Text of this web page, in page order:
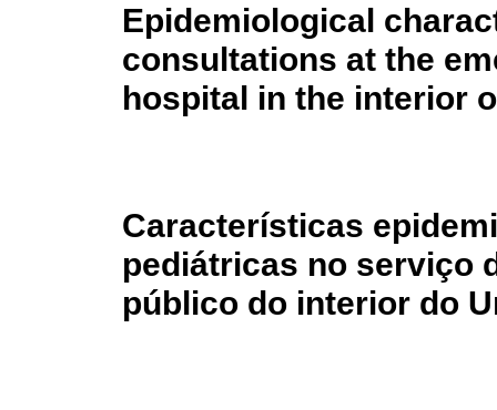
Epidemiological
consultations at the
hospital in the interior
Características
pediátricas no serviço
público do interior do